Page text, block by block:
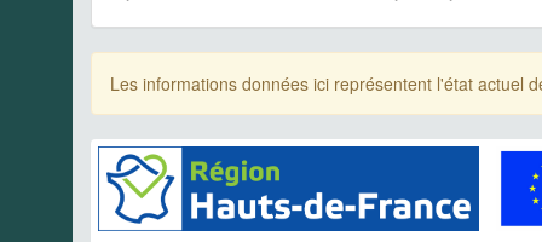
Les informations données ici représentent l'état actuel